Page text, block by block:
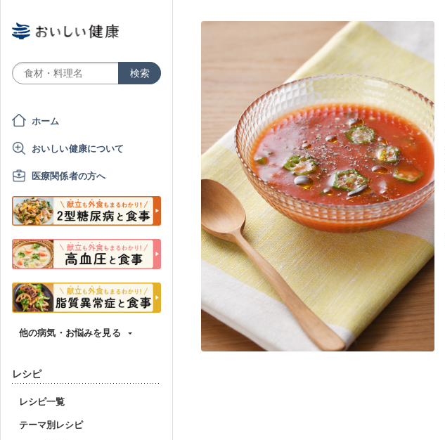
ホーム
おいしい健康について
医療関係者の方へ
他の病気・お悩みを見る
レシピ
レシピ一覧
テーマ別レシピ